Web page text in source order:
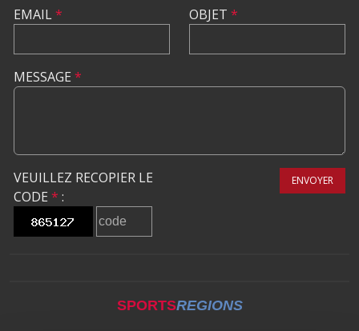
EMAIL* OBJET *
MESSAGE *
VEUILLEZ RECOPIER LE
CODE * :
ENVOYER
SPORTSREGIONS